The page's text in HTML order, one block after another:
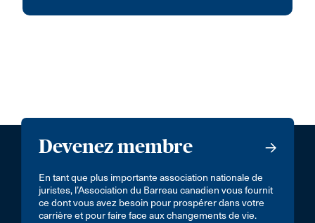
Devenez membre
En tant que plus importante association nationale de
juristes, l’Association du Barreau canadien vous fournit
ce dont vous avez besoin pour prospérer dans votre
carrière et pour faire face aux changements de vie.